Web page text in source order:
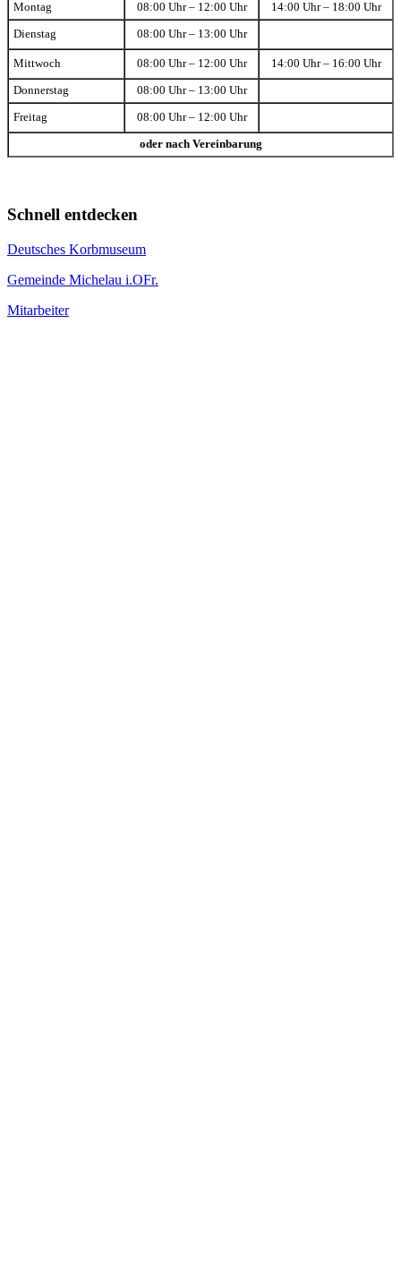
Montag 08:00 Uhr – 12:00 Uhr 14:00 Uhr – 18:00 Uhr
Dienstag 08:00 Uhr – 13:00 Uhr
Mittwoch 08:00 Uhr – 12:00 Uhr 14:00 Uhr – 16:00 Uhr
Donnerstag 08:00 Uhr – 13:00 Uhr
Freitag 08:00 Uhr – 12:00 Uhr
oder nach Vereinbarung
Schnell entdecken
Deutsches Korbmuseum
Gemeinde Michelau i.OFr.
Mitarbeiter